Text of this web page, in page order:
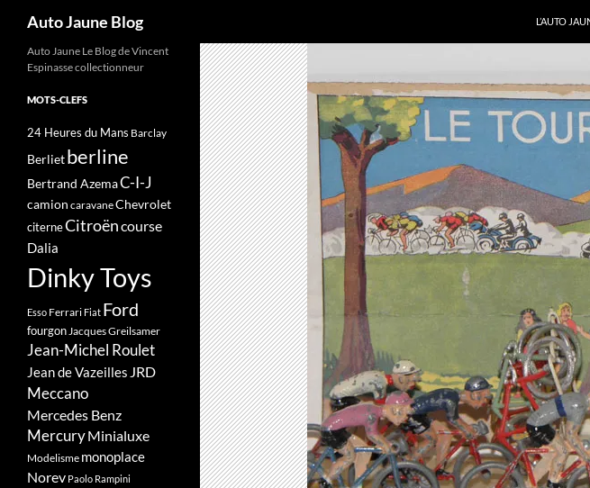
Auto Jaune Blog
L’AUTO
Auto Jaune Le Blog de Vincent
Espinasse collectionneur
MOTS-CLEFS
24 Heures du Mans Barclay
Berlietberline
Bertrand AzemaC-I-J
camion caravaneChevrolet
citerneCitroëncourse
Dalia
Dinky Toys
Esso Ferrari Fiat Ford
fourgonJacques Greilsamer
Jean-Michel Roulet
Jean de Vazeilles JRD
Meccano
Mercedes Benz
MercuryMinialuxe
Modelisme monoplace
Norev Paolo Rampini